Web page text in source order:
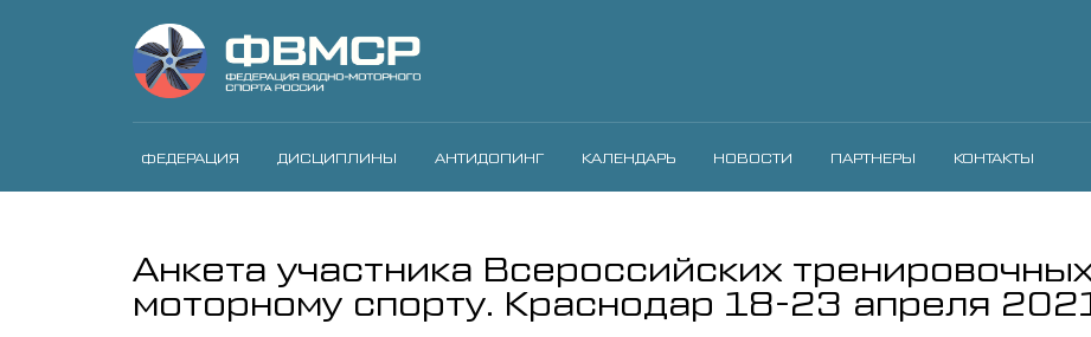
ФЕДЕРАЦИЯ ДИСЦИПЛИНЫ АНТИДОПИНГ КАЛЕНДАРЬ НОВОСТИ ПАРТНЕРЫ КОНТАКТЫ
Анкета участника Всероссийских
моторному спорту. Краснодар 18-23 апреля